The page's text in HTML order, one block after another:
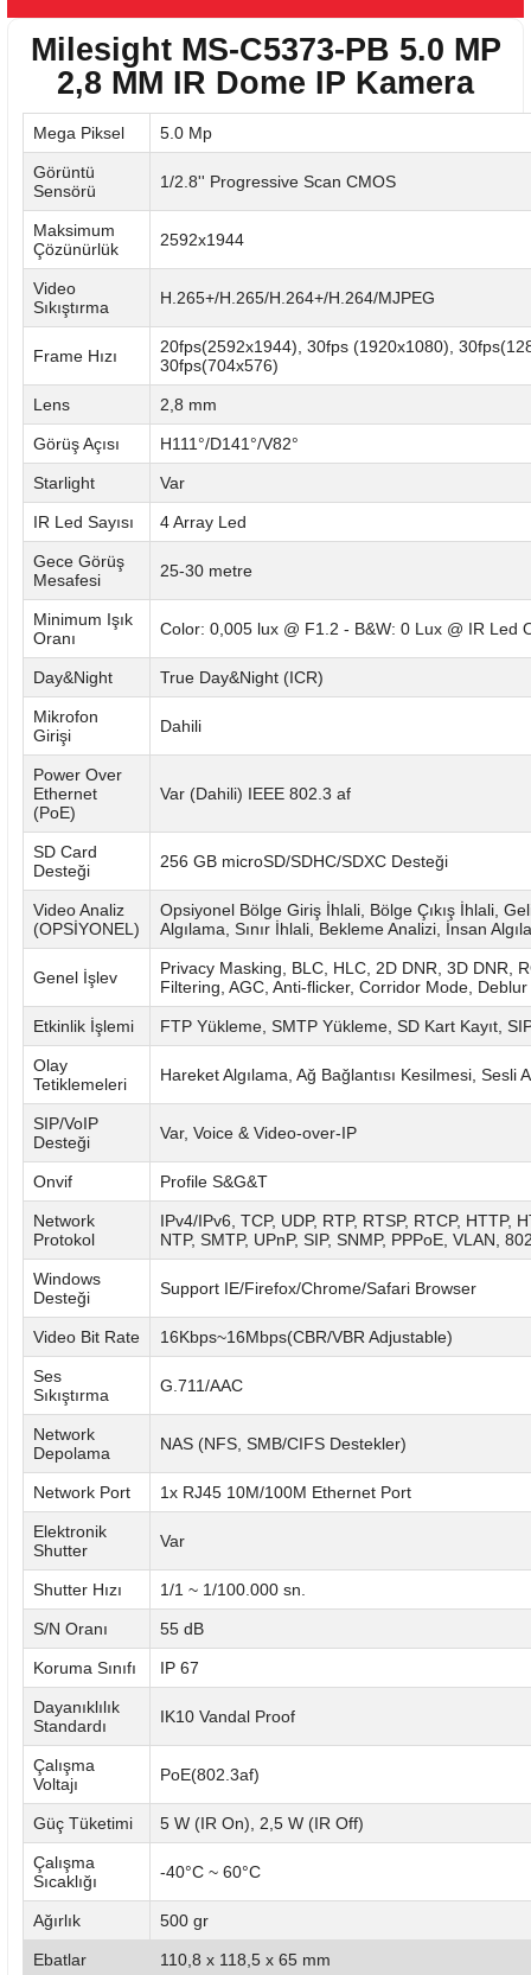
Milesight MS-C5373-PB 5.0 MP
2,8 MM IR Dome IP Kamera
Mega Piksel 5.0 Mp
Görüntü
Sensörü
1/2.8'' Progressive Scan CMOS
Maksimum
Çözünürlük
2592x1944
Video
Sıkıştırma
H.265+/H.265/H.264+/H.264/MJPEG
Frame Hızı
20fps(2592x1944), 30fps (1920x1080),
30fps(704x576)
Lens 2,8 mm
Görüş Açısı H111°/D141°/V82°
Starlight Var
IR Led Sayısı 4 Array Led
Gece Görüş
Mesafesi
25-30 metre
Minimum Işık
Oranı
Color: 0,005 lux @ F1.2 - B&W: 0 Lux @ IR Led
Day&Night True Day&Night (ICR)
Mikrofon
Girişi
Dahili
Power Over
Ethernet
(PoE)
Var (Dahili) IEEE 802.3 af
SD Card
Desteği
256 GB microSD/SDHC/SDXC Desteği
Video Analiz
(OPSİYONEL)
Opsiyonel Bölge Giriş İhlali, Bölge Çıkış İhlali,
Algılama, Sınır İhlali, Bekleme Analizi, İnsan
Genel İşlev
Privacy Masking, BLC, HLC, 2D DNR, 3D DNR,
Filtering, AGC, Anti-flicker, Corridor Mode, Deblur
Etkinlik İşlemi FTP Yükleme, SMTP Yükleme, SD Kart Kayıt,
Olay
Tetiklemeleri
Hareket Algılama, Ağ Bağlantısı Kesilmesi, Sesli
SIP/VoIP
Desteği
Var, Voice & Video-over-IP
Onvif Profile S&G&T
Network
Protokol
IPv4/IPv6, TCP, UDP, RTP, RTSP, RTCP, HTTP,
NTP, SMTP, UPnP, SIP, SNMP, PPPoE, VLAN,
Windows
Desteği
Support IE/Firefox/Chrome/Safari Browser
Video Bit Rate 16Kbps~16Mbps(CBR/VBR Adjustable)
Ses
Sıkıştırma
G.711/AAC
Network
Depolama
NAS (NFS, SMB/CIFS Destekler)
Network Port 1x RJ45 10M/100M Ethernet Port
Elektronik
Shutter
Var
Shutter Hızı 1/1 ~ 1/100.000 sn.
S/N Oranı 55 dB
Koruma Sınıfı IP 67
Dayanıklılık
Standardı
IK10 Vandal Proof
Çalışma
Voltajı
PoE(802.3af)
Güç Tüketimi 5 W (IR On), 2,5 W (IR Off)
Çalışma
Sıcaklığı
-40°C ~ 60°C
Ağırlık 500 gr
Ebatlar 110,8 x 118,5 x 65 mm